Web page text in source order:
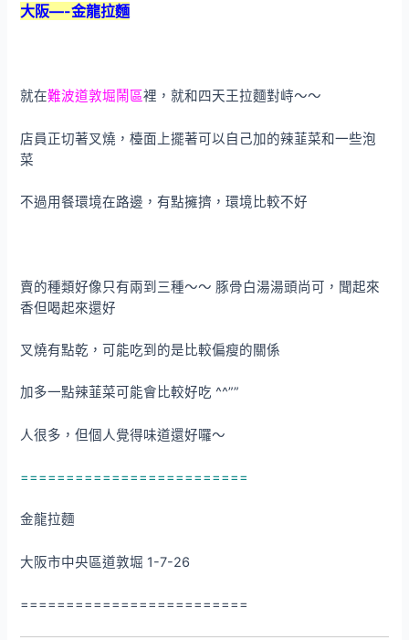
大阪—-金龍拉麵
就在難波道敦堀鬧區裡，就和四天王拉麵對峙～～
店員正切著叉燒，檯面上擺著可以自己加的辣韮菜和一些泡
菜
不過用餐環境在路邊，有點擁擠，環境比較不好
賣的種類好像只有兩到三種～～ 豚骨白湯湯頭尚可，聞起來
香但喝起來還好
叉燒有點乾，可能吃到的是比較偏瘦的關係
加多一點辣韮菜可能會比較好吃 ^^””
人很多，但個人覺得味道還好囉～
=========================
金龍拉麵
大阪市中央區道敦堀 1-7-26
=========================